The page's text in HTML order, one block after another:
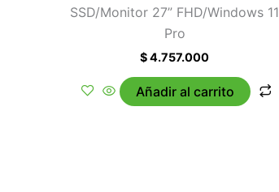
SSD/Monitor 27” FHD/Windows 11
Pro
$4.757.000
Añadir al carrito